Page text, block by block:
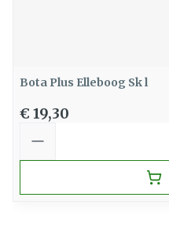
Bota Plus Elleboog Sk l
€ 19,30